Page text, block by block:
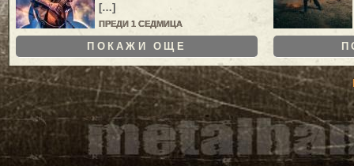
[…]
ПРЕДИ 1 СЕДМИЦА
ПОКАЖИ ОЩЕ